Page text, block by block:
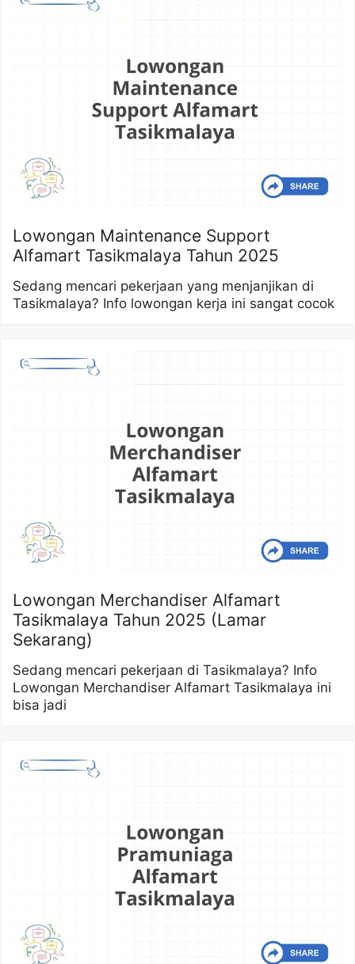
Lowongan Maintenance Support
Alfamart Tasikmalaya Tahun 2025
Sedang mencari pekerjaan yang menjanjikan di
Tasikmalaya? Info lowongan kerja ini sangat cocok
Lowongan Merchandiser Alfamart
Tasikmalaya Tahun 2025 (Lamar
Sekarang)
Sedang mencari pekerjaan di Tasikmalaya? Info
Lowongan Merchandiser Alfamart Tasikmalaya ini
bisa jadi